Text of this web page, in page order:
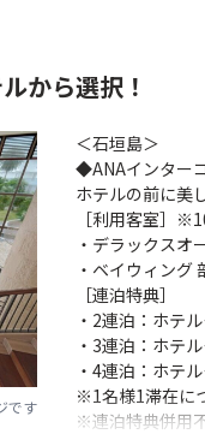
1日目や本島へ
乗継時間は目安
※ホテル・客室
※早期割引の詳
※アニバーサリ
※ホテルに関す
ださい。
※幼児・添い寝
▶画像：石垣島
から選択！
です
＜石垣島＞
◆ANAインター
ホテルの前に美
［利用客室］
・デラックスオ
・ベイウィング
［連泊特典］
・2連泊：ホテ
・3連泊：ホテ
・4連泊：ホテ
※1名様1滞在に
※連泊特典併用